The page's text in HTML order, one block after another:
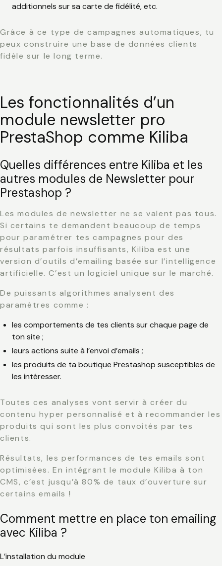
additionnels sur sa carte de fidélité, etc.
Grâce à ce type de campagnes automatiques, tu
peux construire une base de données clients
fidèle sur le long terme.
Les fonctionnalités d’un
module newsletter pro
PrestaShop comme Kiliba
Quelles différences entre Kiliba et les
autres modules de Newsletter pour
Prestashop ?
Les modules de newsletter ne se valent pas tous.
Si certains te demandent beaucoup de temps
pour paramétrer tes campagnes pour des
résultats parfois insuffisants, Kiliba est une
version d’outils d’emailing basée sur l’intelligence
artificielle. C’est un logiciel unique sur le marché.
De puissants algorithmes analysent des
paramètres comme :
les comportements de tes clients sur chaque page de
ton site ;
leurs actions suite à l’envoi d’emails ;
les produits de ta boutique Prestashop susceptibles de
les intéresser.
Toutes ces analyses vont servir à créer du
contenu hyper personnalisé et à recommander les
produits qui sont les plus convoités par tes
clients.
Résultats, les performances de tes emails sont
optimisées. En intégrant le module Kiliba à ton
CMS, c’est jusqu’à 80% de taux d’ouverture sur
certains emails !
Comment mettre en place ton emailing
avec Kiliba ?
L’installation du module